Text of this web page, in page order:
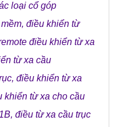
loại cổ góp
, điều khiển từ
điều khiển từ xa
từ xa cầu
, điều khiển từ xa
khiển từ xa cho cầu
, điều từ xa cầu trục